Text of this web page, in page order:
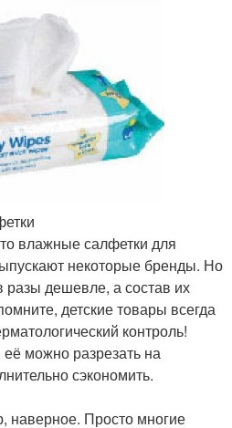
влажные салфетки для
некоторые бренды. Но
разы дешевле, а состав их
детские товары всегда
контроль!
можно разрезать на
сэкономить.
наверное. Просто многие